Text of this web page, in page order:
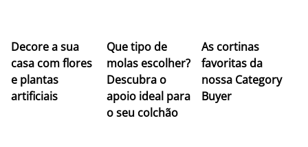
Decore a sua
casa com flores
e plantas
artificiais
Que tipo de
molas escolher?
Descubra o
apoio ideal para
o seu colchão
As cortinas
favoritas da
nossa Category
Buyer